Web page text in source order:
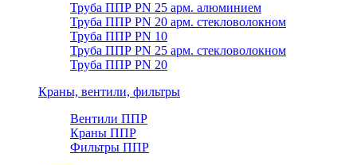
Труба ППР PN 25 арм. алюминием
Труба ППР PN 20 арм. стекловолокном
Труба ППР PN 10
Труба ППР PN 25 арм. стекловолокном
Труба ППР PN 20
Краны, вентили, фильтры
Вентили ППР
Краны ППР
Фильтры ППР